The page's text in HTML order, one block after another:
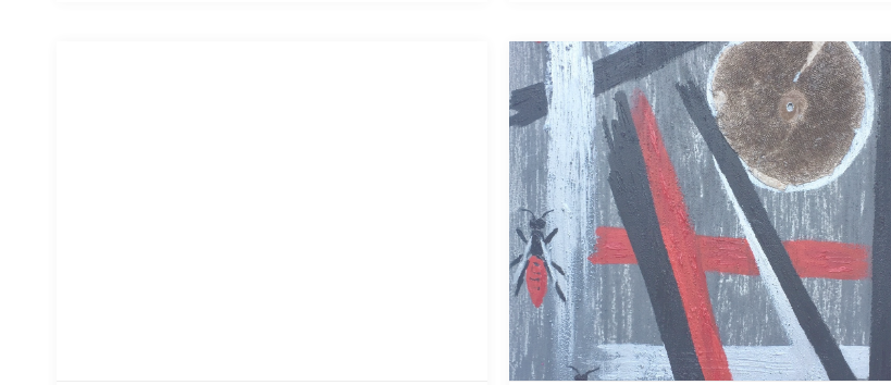
Vendimia
«Vendimia»/ 118 x 93cm/ Litografía/ 1.650€ Esta
litografía forma parte de las obras que presentan
el…